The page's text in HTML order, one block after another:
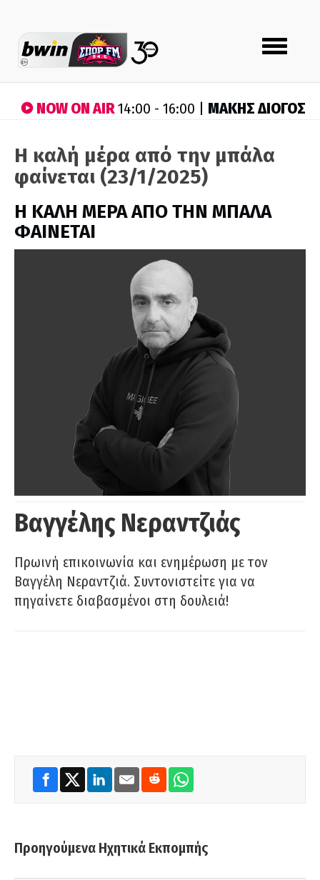
Toggle
navigation
NOW ON AIR14:00 - 16:00 | ΜΑΚΗΣ ΔΙΟΓΟΣ
Η καλή μέρα από την μπάλα
φαίνεται (23/1/2025)
H ΚΑΛΗ ΜΕΡΑ ΑΠΟ ΤΗΝ ΜΠΑΛΑ
ΦΑΙΝΕΤΑΙ
Βαγγέλης Νεραντζιάς
Πρωινή επικοινωνία και ενημέρωση με τον
Βαγγέλη Νεραντζιά. Συντονιστείτε για να
πηγαίνετε διαβασμένοι στη δουλειά!
Προηγούμενα Ηχητικά Εκπομπής